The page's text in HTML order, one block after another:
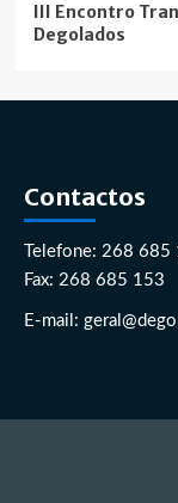
III Encontro
Degolados
Contactos
Telefone: 268 685
Fax: 268 685 153
E-mail: